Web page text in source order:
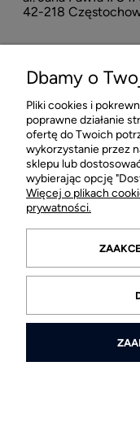
42-218
POMOC
MOJE KONTO
PŁATNOŚCI I
INFORMACJE
Dbamy o
Pliki cookies i
poprawne działanie
ofertę do Twoich
wykorzystanie przez
sklepu lub
wybierając opcję
Więcej o plikach
prywatności.